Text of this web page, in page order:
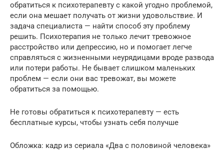
обратиться к психотерапевту с какой угодно проблемой,
если она мешает получать от жизни удовольствие. И
задача специалиста — найти способ эту проблему
решить. Психотерапия не только лечит тревожное
расстройство или депрессию, но и помогает легче
справляться с жизненными неурядицами вроде развода
или потери работы. Не бывает слишком маленьких
проблем — если они вас тревожат, вы можете
обратиться за помощью.
Не готовы обратиться к психотерапевту — есть
бесплатные курсы, чтобы узнать себя получше
Обложка: кадр из сериала «Два с половиной человека»